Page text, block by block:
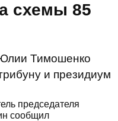
схемы 85
Тимошенко
и президиум
председателя
сообщил